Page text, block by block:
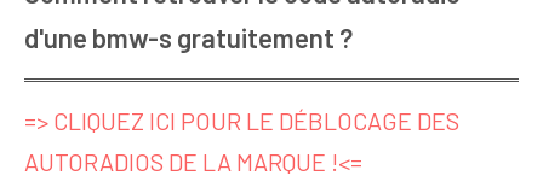
d'une bmw-s gratuitement ?
=> CLIQUEZ ICI POUR LE DÉBLOCAGE DES
AUTORADIOS DE LA MARQUE !<=